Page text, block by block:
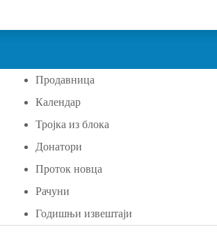
Продавница
Календар
Тројка из блока
Донатори
Проток новца
Рачуни
Годишњи извештаји